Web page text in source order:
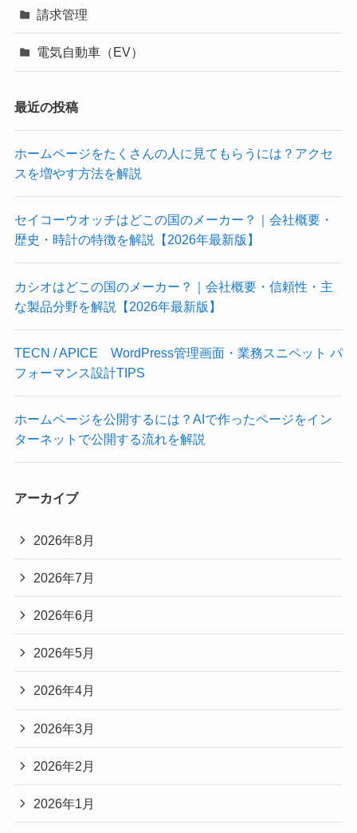
請求管理
電気自動車（EV）
最近の投稿
ホームページをたくさんの人に見てもらうには？アクセ
スを増やす方法を解説
セイコーウオッチはどこの国のメーカー？｜会社概要・
歴史・時計の特徴を解説【2026年最新版】
カシオはどこの国のメーカー？｜会社概要・信頼性・主
な製品分野を解説【2026年最新版】
TECN / APICE WordPress管理画面・業務スニペット パ
フォーマンス設計TIPS
ホームページを公開するには？AIで作ったページをイン
ターネットで公開する流れを解説
アーカイブ
2026年8月
2026年7月
2026年6月
2026年5月
2026年4月
2026年3月
2026年2月
2026年1月